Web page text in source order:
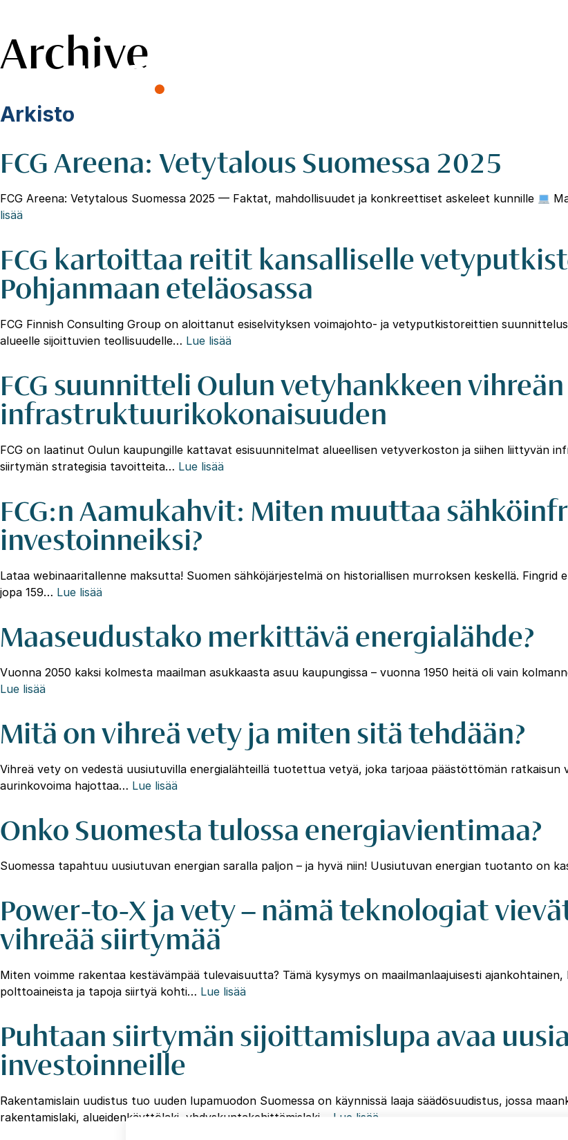
to
content
Archive
Arkisto
FCG Areena: Vetytalous Suomessa 2025
FCG Areena: Vetytalous Suomessa 2025 — Faktat, mahdollisuudet ja konkreettiset askeleet kunnille
lisää
FCG kartoittaa reitit kansalliselle
Pohjanmaan eteläosassa
FCG Finnish Consulting Group on aloittanut esiselvityksen voimajohto- ja vetyputkistoreittien
alueelle sijoittuvien teollisuudelle… Lue lisää
FCG suunnitteli Oulun vetyhankkeen
infrastruktuurikokonaisuuden
FCG on laatinut Oulun kaupungille kattavat esisuunnitelmat alueellisen vetyverkoston ja siihen liittyvän
siirtymän strategisia tavoitteita… Lue lisää
FCG:n Aamukahvit: Miten muuttaa
investoinneiksi?
Lataa webinaaritallenne maksutta! Suomen sähköjärjestelmä on historiallisen murroksen keskellä.
jopa 159… Lue lisää
Maaseudustako merkittävä energialähde?
Vuonna 2050 kaksi kolmesta maailman asukkaasta asuu kaupungissa – vuonna 1950 heitä oli vain
Lue lisää
Mitä on vihreä vety ja miten sitä tehdään?
Vihreä vety on vedestä uusiutuvilla energialähteillä tuotettua vetyä, joka tarjoaa päästöttömän
aurinkovoima hajottaa… Lue lisää
Onko Suomesta tulossa energiavientimaa?
Suomessa tapahtuu uusiutuvan energian saralla paljon – ja hyvä niin! Uusiutuvan energian tuotanto on
Power-to-X ja vety – nämä teknologiat
vihreää siirtymää
Miten voimme rakentaa kestävämpää tulevaisuutta? Tämä kysymys on maailmanlaajuisesti
polttoaineista ja tapoja siirtyä kohti… Lue lisää
Puhtaan siirtymän sijoittamislupa avaa
investoinneille
Rakentamislain uudistus tuo uuden lupamuodon Suomessa on käynnissä laaja säädösuudistus, jossa
rakentamislaki, alueidenkäyttölaki, yhdyskuntakehittämislaki… Lue lisää